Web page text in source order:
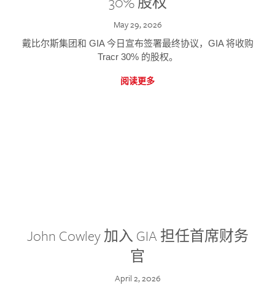
May 29, 2026
戴比尔斯集团和 GIA 今日宣布签署最终协议，GIA 将收购
Tracr 30% 的股权。
阅读更多
John Cowley 加入 GIA 担任首席财务
官
April 2, 2026